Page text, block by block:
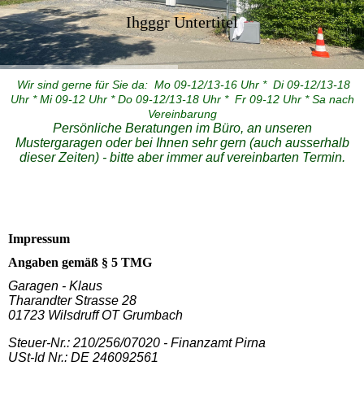
Ihgggr Untertitel
Wir sind gerne für Sie da: Mo 09-12/13-16 Uhr * Di 09-12/13-18
Uhr * Mi 09-12 Uhr * Do 09-12/13-18 Uhr * Fr 09-12 Uhr * Sa nach
Vereinbarung
Persönliche Beratungen im Büro, an unseren
Mustergaragen oder bei Ihnen sehr gern (auch ausserhalb
dieser Zeiten) - bitte aber immer auf vereinbarten Termin.
Impressum
Angaben gemäß § 5 TMG
Garagen - Klaus
Tharandter Strasse 28
01723 Wilsdruff OT Grumbach
Steuer-Nr.: 210/256/07020 - Finanzamt Pirna
USt-Id Nr.: DE 246092561